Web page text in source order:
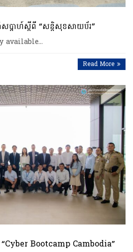
ប្តាហ៍ស្តីពី “សន្តិសុខសាយប័រ”
available…
Read More
Bootcamp Cambodia”